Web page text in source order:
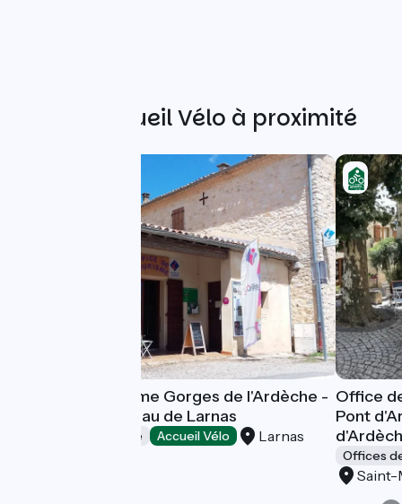
Autres Accueil Vélo à proximité
Office de Tourisme Gorges de l'Ardèche -
Pont d'Arc - Bureau de Larnas
Offices de Tourisme Accueil Vélo Larnas
Office
Pont
Offices
Saint-